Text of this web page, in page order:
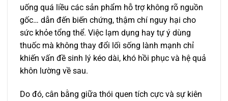
uống quá liều các sản phẩm hỗ trợ không rõ nguồn
gốc… dẫn đến biến chứng, thậm chí nguy hại cho
sức khỏe tổng thể. Việc lạm dụng hay tự ý dùng
thuốc mà không thay đổi lối sống lành mạnh chỉ
khiến vấn đề sinh lý kéo dài, khó hồi phục và hệ quả
khôn lường về sau.
Do đó, cân bằng giữa thói quen tích cực và sự kiên